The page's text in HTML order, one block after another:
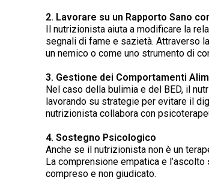
2. Lavorare su un Rapporto Sano
Il nutrizionista aiuta a modificare la
segnali di fame e sazietà. Attraverso
un nemico o come uno strumento di
3. Gestione dei Comportamenti
Nel caso della bulimia e del BED, il
lavorando su strategie per evitare il
nutrizionista collabora con
4. Sostegno Psicologico
Anche se il nutrizionista non è un
La comprensione empatica e
compreso e non giudicato.